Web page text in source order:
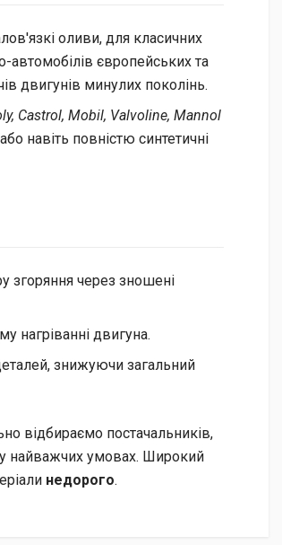
оливи, для класичних
автомобілів європейських та
двигунів минулих поколінь.
Castrol, Mobil, Valvoline, Mannol
навіть повністю синтетичні
згоряння через зношені
нагріванні двигуна.
знижуючи загальний
відбираємо постачальників,
у найважчих умовах. Широкий
недорого.